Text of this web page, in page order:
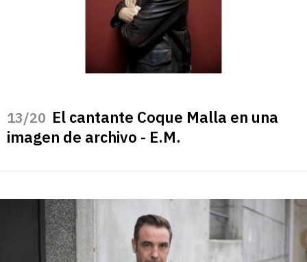
/20 El cantante Coque Malla en una
imagen de archivo - E.M.